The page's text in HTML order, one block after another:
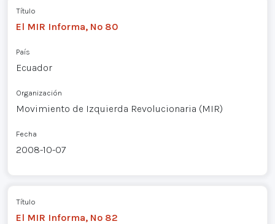
Título
El MIR Informa, Nº 80
País
Ecuador
Organización
Movimiento de Izquierda Revolucionaria (MIR)
Fecha
2008-10-07
Título
El MIR Informa, Nº 82